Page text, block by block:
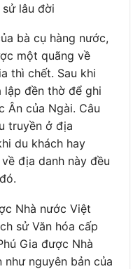
lâu đời
bà cụ hàng nước,
một quãng về
thì chết. Sau khi
lập đền thờ để ghi
Ân của Ngài. Câu
truyền ở địa
du khách hay
địa danh này đều
Nhà nước Việt
sử Văn hóa cấp
Gia được Nhà
nguyên bản của